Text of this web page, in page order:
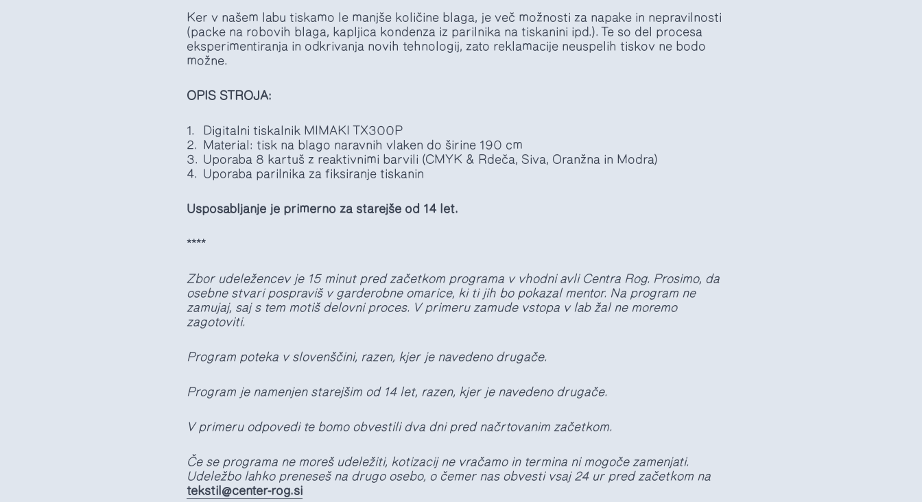
Ker v našem labu tiskamo le manjše količine blaga, je več možnosti za napake in nepravilnosti
(packe na robovih blaga, kapljica kondenza iz parilnika na tiskanini ipd.). Te so del procesa
eksperimentiranja in odkrivanja novih tehnologij, zato reklamacije neuspelih tiskov ne bodo
možne.
OPIS STROJA:
Digitalni tiskalnik MIMAKI TX300P
Material: tisk na blago naravnih vlaken do širine 190 cm
Uporaba 8 kartuš z reaktivnimi barvili (CMYK & Rdeča, Siva, Oranžna in Modra)
Uporaba parilnika za fiksiranje tiskanin
Usposabljanje je primerno za starejše od 14 let.
****
Zbor udeležencev je 15 minut pred začetkom programa v vhodni avli Centra Rog. Prosimo, da
osebne stvari pospraviš v garderobne omarice, ki ti jih bo pokazal mentor. Na program ne
zamujaj, saj s tem motiš delovni proces. V primeru zamude vstopa v lab žal ne moremo
zagotoviti.
Program poteka v slovenščini, razen, kjer je navedeno drugače.
Program je namenjen starejšim od 14 let, razen, kjer je navedeno drugače.
V primeru odpovedi te bomo obvestili dva dni pred načrtovanim začetkom.
Če se programa ne moreš udeležiti, kotizacij ne vračamo in termina ni mogoče zamenjati.
Udeležbo lahko preneseš na drugo osebo, o čemer nas obvesti vsaj 24 ur pred začetkom na
tekstil@center-rog.si